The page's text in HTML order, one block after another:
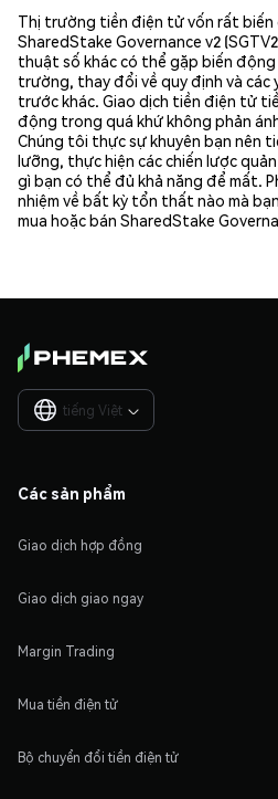
Thị trường tiền điện tử vốn rất biến
SharedStake Governance v2
thuật số khác có thể gặp biến
trường, thay đổi về quy định và
trước khác. Giao dịch tiền điện tử
động trong quá khứ không phản
Chúng tôi thực sự khuyên bạn nên
lưỡng, thực hiện các chiến lược
gì bạn có thể đủ khả năng để mất.
nhiệm về bất kỳ tổn thất nào mà
mua hoặc bán SharedStake
tiếng Việt 
Các sản phẩm
Giao dịch hợp đồng
Giao dịch giao ngay
Margin Trading
Mua tiền điện tử
Bộ chuyển đổi tiền điện tử